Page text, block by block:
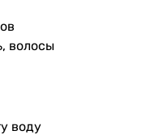
волосы
воду